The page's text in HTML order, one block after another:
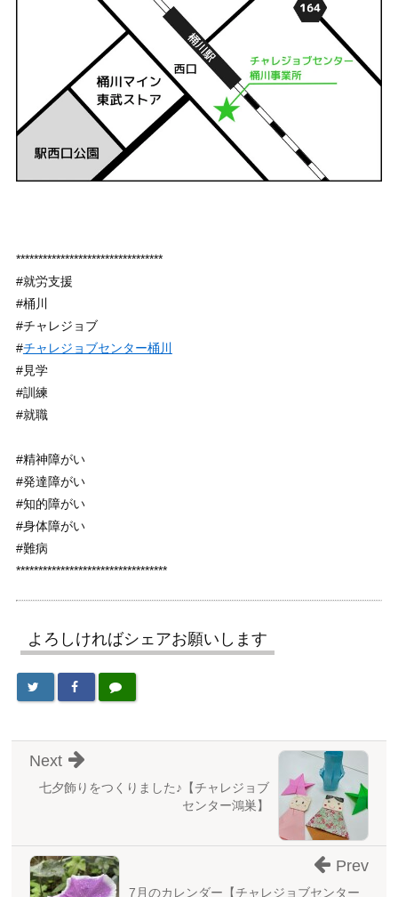
*********************************
#就労支援
#桶川
#チャレジョブ
#チャレジョブセンター桶川
#見学
#訓練
#就職
#精神障がい
#発達障がい
#知的障がい
#身体障がい
#難病
**********************************
よろしければシェアお願いします
七夕飾りをつくりました♪【チャレジョブ
センター鴻巣】
Next
7月のカレンダー【チャレジョブセンター
Prev